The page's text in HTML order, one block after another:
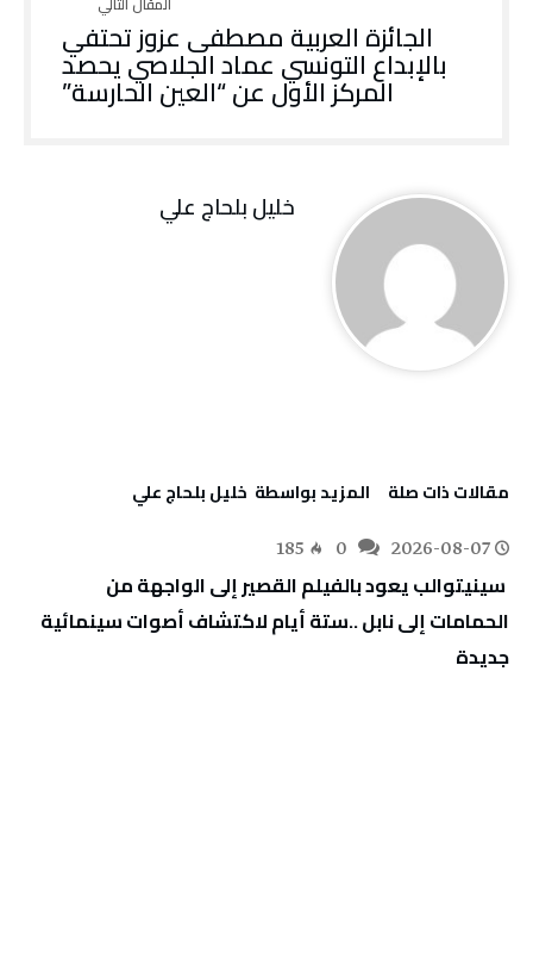
الجائزة العربية مصطفى عزوز تحتفي
بالإبداع التونسي عماد الجلاصي يحصد
المركز الأول عن “العين الحارسة”
خليل‭ ‬بلحاج‭ ‬علي
‫مقالات ذات صلة‬ ‫‫المزيد بواسطة‬ ‬ خليل‭ ‬بلحاج‭ ‬علي
2026-08-07
185
‬جديدة